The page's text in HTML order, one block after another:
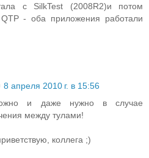
с SilkTest (2008R2)и потом
- оба приложения работали
8 апреля 2010 г. в 15:56
и даже нужно в случае
между тулами!
коллега ;)